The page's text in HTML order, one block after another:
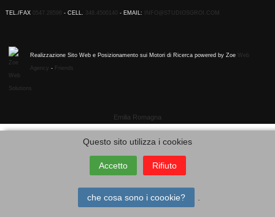
TEL./FAX 0547.28596 - CELL. 348.4500140 - EMAIL: INFO@STUDIOSGROI.COM
Realizzazione Sito Web e Posizionamento sui Motori di Ricerca powered by Zoe Web
Agency - Friends
Emilia Romagna
Questo sito utilizza i cookies
Accetto Rifiuto
che cosa sono i coookie? .